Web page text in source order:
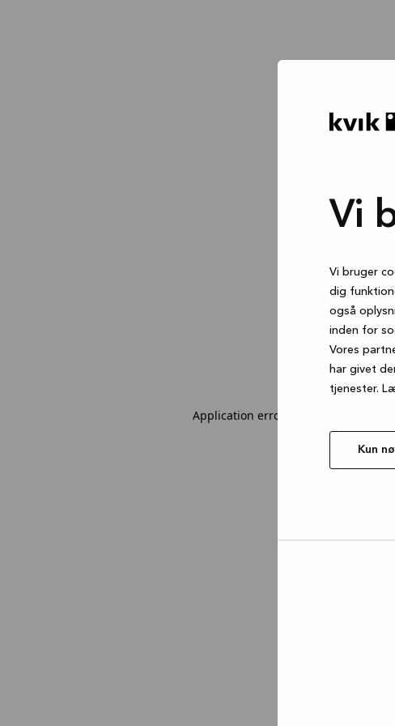
Vi
Vi bruger
dig
også
inden for
Vores
har givet
tjenester.
Kun
Application error: a client-side